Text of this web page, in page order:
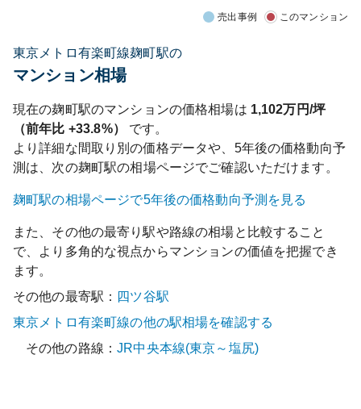
売出事例 このマンション
東京メトロ有楽町線麹町駅の
マンション相場
現在の麹町駅のマンションの価格相場は 1,102万円/坪
（前年比 +33.8%）
です。
より詳細な間取り別の価格データや、5年後の価格動向予
測は、次の麹町駅の相場ページでご確認いただけます。
麹町駅の相場ページで5年後の価格動向予測を見る
また、その他の最寄り駅や路線の相場と比較すること
で、より多角的な視点からマンションの価値を把握でき
ます。
その他の最寄駅： 四ツ谷駅
東京メトロ有楽町線の他の駅相場を確認する
その他の路線：JR中央本線(東京～塩尻)